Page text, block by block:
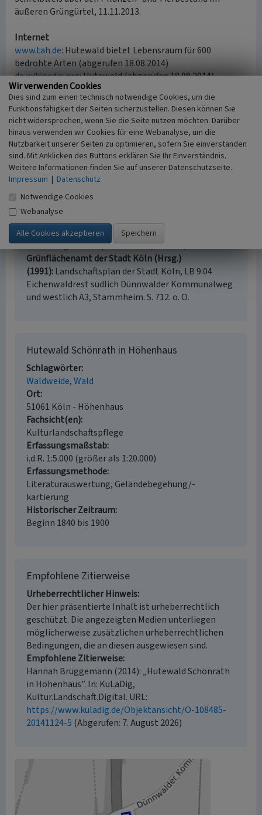
äußeren Grüngürtel, 11.11.2013.
Internet
www.tah.de: Hutewald bietet Lebensraum für 600
bedrohte Arten (abgerufen 18.08.2014)
de.wikipedia.org: Hutewald (abgerufen 18.08.2014)
Literatur
Gasber, Marc-Andre; Wissmann, Jürgen; Fuchs,
Helmut; Nolten, Ralf; Kutsch, Thomas; Schumacher,
Wolfgang / Landwirtschaftliche Fakultät der
Universität Bonn (Hrsg.) (2007) Verringerung der
Inanspruchnahme landwirtschaftlicher Nutzfläche
bei der Umsetzung der Eingriffsregelung,
Landschaftsplanung und Bauleitplanung unter
Berücksichtigung der Ansprüche des Naturschutzes.
(Schriftenreihe des Lehr- und
Forschungsschwerpunktes USL, Nr. 149.) Bonn.
Grünflächenamt der Stadt Köln (Hrsg.)
(1991) Landschaftsplan der Stadt Köln, LB 9.04
Eichenwaldrest südlich Dünnwalder Kommunalweg
und westlich A3, Stammheim. S. 712. o. O.
Hutewald Schönrath in Höhenhaus
Schlagwörter
Waldweide Wald
Ort
51061 Köln - Höhenhaus
Fachsicht(en)
Kulturlandschaftspflege
Erfassungsmaßstab
i.d.R. 1:5.000 (größer als 1:20.000)
Erfassungsmethode
Literaturauswertung, Geländebegehung/-
kartierung
Historischer Zeitraum
Beginn 1840 bis 1900
Empfohlene Zitierweise
Urheberrechtlicher Hinweis
Der hier präsentierte Inhalt ist urheberrechtlich
geschützt. Die angezeigten Medien unterliegen
möglicherweise zusätzlichen urheberrechtlichen
Bedingungen, die an diesen ausgewiesen sind.
Empfohlene Zitierweise
Hannah Brüggemann (2014): „Hutewald Schönrath
in Höhenhaus”. In: KuLaDig,
Kultur.Landschaft.Digital. URL:
https://www.kuladig.de/Objektansicht/O-108485-
20141124-5 (Abgerufen: 7. August 2026)
Wir verwenden Cookies
Dies sind zum einen technisch notwendige Cookies, um die
Funktionsfähigkeit der Seiten sicherzustellen. Diesen können Sie
nicht widersprechen, wenn Sie die Seite nutzen möchten. Darüber
hinaus verwenden wir Cookies für eine Webanalyse, um die
Nutzbarkeit unserer Seiten zu optimieren, sofern Sie einverstanden
sind. Mit Anklicken des Buttons erklären Sie Ihr Einverständnis.
Weitere Informationen finden Sie auf unserer Datenschutzseite.
Impressum | Datenschutz
Notwendige Cookies
Webanalyse